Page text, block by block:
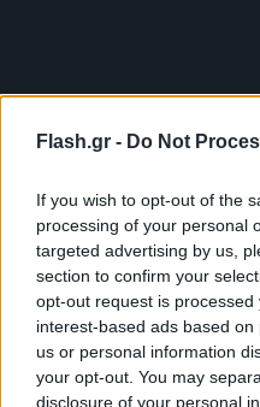
Flash.gr - Do Not
If you wish to opt-out of the
processing of your personal
targeted advertising by us,
section to confirm your
opt-out request is
interest-based ads based
us or personal information
your opt-out. You may
disclosure of your personal
Συγκλονιστικές
Ο 27χρονος
την Γκάμπια που